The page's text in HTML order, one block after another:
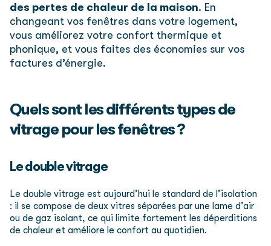
des pertes de chaleur de la maison. En
changeant vos fenêtres dans votre logement,
vous améliorez votre confort thermique et
phonique, et vous faites des économies sur vos
factures d’énergie.
Quels sont les différents types de
vitrage pour les fenêtres ?
Le double vitrage
Le double vitrage est aujourd’hui le standard de l’isolation
: il se compose de deux vitres séparées par une lame d’air
ou de gaz isolant, ce qui limite fortement les déperditions
de chaleur et améliore le confort au quotidien.